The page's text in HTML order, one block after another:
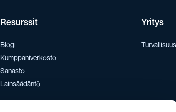
Resurssit
Blogi
Kumppaniverkosto
Sanasto
Lainsäädäntö
Yritys
Turvallisuus